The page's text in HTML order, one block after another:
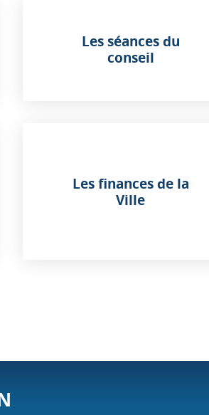
Les séances du
conseil
Les finances de la
Ville